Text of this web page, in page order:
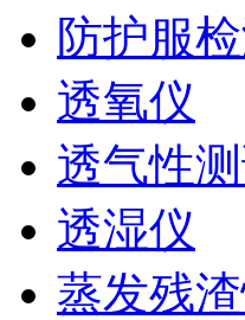
防护服
透氧仪
透气性
透湿仪
蒸发残